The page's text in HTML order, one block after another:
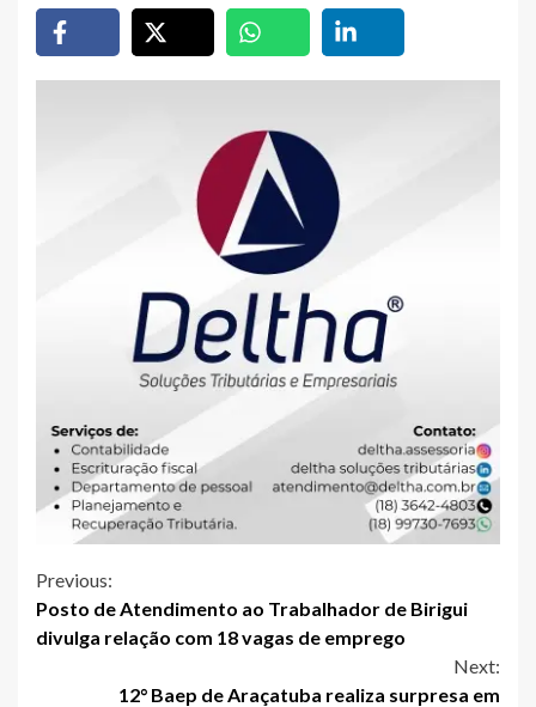
Continue
Reading
Previous:
Posto de Atendimento ao Trabalhador de Birigui
divulga relação com 18 vagas de emprego
Next:
12° Baep de Araçatuba realiza surpresa em